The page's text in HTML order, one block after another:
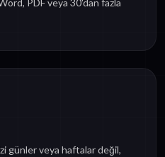
PDF veya 30'dan fazla
günler veya haftalar değil,